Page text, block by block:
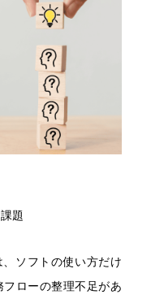
題
ソフトの使い方だけ
ローの整理不足があ